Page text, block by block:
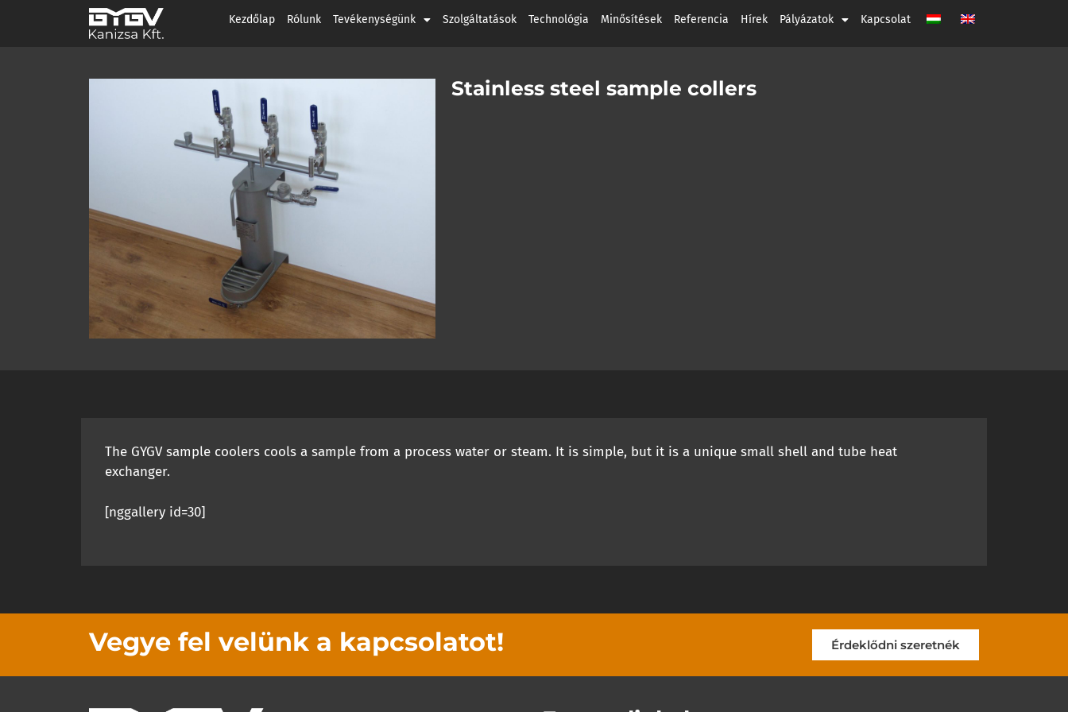
Kezdőlap Rólunk Tevékenységünk Szolgáltatások Technológia Minősítések Referencia Hírek Pályázatok Kapcsolat
Stainless steel sample collers
The GYGV sample coolers cools a sample from a process water or steam. It is simple, but it is a unique small shell and tube heat
exchanger.
[nggallery id=30]
Vegye fel velünk a kapcsolatot! Érdeklődni szeretnék